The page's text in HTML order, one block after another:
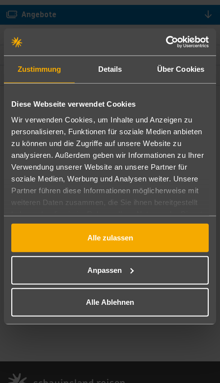
Zustimmung Details Über Cookies
Diese Webseite verwendet Cookies
Wir verwenden Cookies, um Inhalte und Anzeigen zu
personalisieren, Funktionen für soziale Medien anbieten
zu können und die Zugriffe auf unsere Website zu
analysieren. Außerdem geben wir Informationen zu Ihrer
Verwendung unserer Website an unsere Partner für
soziale Medien, Werbung und Analysen weiter. Unsere
Partner führen diese Informationen möglicherweise mit
weiteren Daten zusammen, die Sie ihnen bereitgestellt
gesammelt haben.
Alle zulassen
Anpassen
Alle Ablehnen
Angebote
Hotelmerkmale
Lage und Umgebung
Angebote filtern
Ändere die Kriterien nach deinen Wünschen
Pauschal Nur Hotel
Abflughafen
Alle Abflughäfen
Reisezeitraum
09.08.26–07.08.27 7-21 Nächte
Keine Kinder
Mehr Filter anzeigen